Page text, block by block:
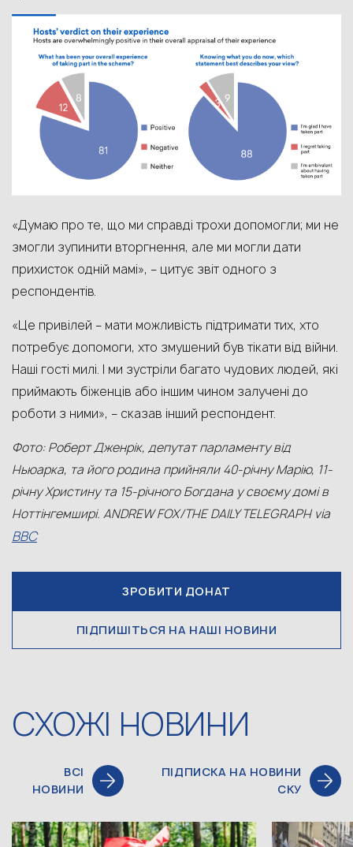
«Думаю про те, що ми справді трохи допомогли; ми не
змогли зупинити вторгнення, але ми могли дати
прихисток одній мамі», – цитує звіт одного з
респондентів.
«Це привілей – мати можливість підтримати тих, хто
потребує допомоги, хто змушений був тікати від війни.
Наші гості милі. І ми зустріли багато чудових людей, які
приймають біженців або іншим чином залучені до
роботи з ними», – сказав інший респондент.
Фото: Роберт Дженрік, депутат парламенту від
Ньюарка, та його родина прийняли 40-річну Марію, 11-
річну Христину та 15-річного Богдана у своєму домі в
Ноттінгемширі. ANDREW FOX/THE DAILY TELEGRAPH via
BBC
ЗРОБИТИ ДОНАТ
ПІДПИШІТЬСЯ НА НАШІ НОВИНИ
СХОЖІ НОВИНИ
ВСІ
НОВИНИ
ПІДПИСКА НА НОВИНИ
СКУ